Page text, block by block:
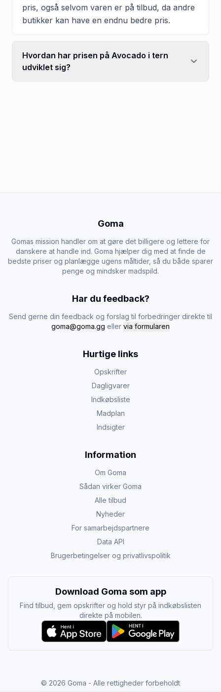
pris, også selvom varen er på tilbud, da andre
butikker kan have en endnu bedre pris.
Hvordan har prisen på Avocado i tern
udviklet sig?
Goma
Gomas mission handler om at gøre det billigere og lettere for
danskere at handle ind. Goma hjælper dig med at finde de
bedste priser og planlægge ugens måltider, så du både sparer
penge og mindsker madspild.
Har du feedback?
Send gerne din feedback og forslag til forbedringer direkte til
goma@goma.gg eller via formularen
Hurtige links
Opskrifter
Dagligvarer
Indkøbsliste
Madplan
Indsigter
Information
Om Goma
Sådan virker Goma
Alle tilbud
Nyheder
For samarbejdspartnere
Data API
Brugerbetingelser og privatlivspolitik
Download Goma som app
Find tilbud, gem opskrifter og hold styr på indkøbslisten
direkte på mobilen.
© 2026 Goma - Alle rettigheder forbeholdt